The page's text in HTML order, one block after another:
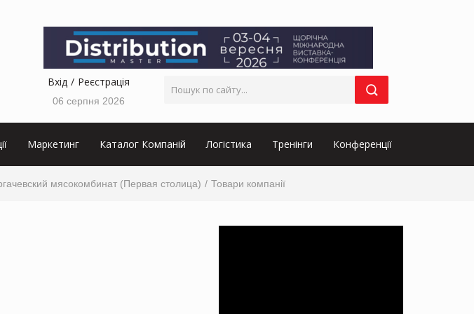
Вхід Реєстрація
06 серпня 2026
Маркетинг Каталог Компаній Логістика Тренінги Конференції
мясокомбинат (Первая столица) Товари компанії